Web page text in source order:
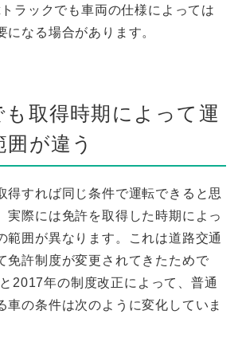
ラックでも車両の仕様によっては
になる場合があります。
も取得時期によって運
が違う
得すれば同じ条件で運転できると思
実際には免許を取得した時期によっ
範囲が異なります。これは道路交通
免許制度が変更されてきたためで
2017年の制度改正によって、普通
車の条件は次のように変化していま